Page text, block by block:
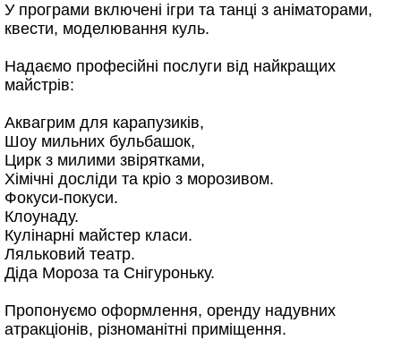
У програми включені ігри та танці з аніматорами,
квести, моделювання куль.
Надаємо професійні послуги від найкращих
майстрів:
Аквагрим для карапузиків,
Шоу мильних бульбашок,
Цирк з милими звірятками,
Хімічні досліди та кріо з морозивом.
Фокуси-покуси.
Клоунаду.
Кулінарні майстер класи.
Ляльковий театр.
Діда Мороза та Снігуроньку.
Пропонуємо оформлення, оренду надувних
атракціонів, різноманітні приміщення.